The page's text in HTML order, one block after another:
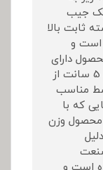
یک جیب
ثابت بالا
است و
دارای
زیپ افزایش حجم می باشد که حدود 5 سانت از
مناسب
که با
محصول وزن